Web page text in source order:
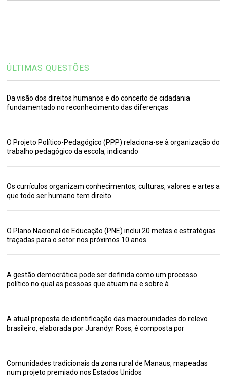
ÚLTIMAS QUESTÕES
Da visão dos direitos humanos e do conceito de cidadania
fundamentado no reconhecimento das diferenças
O Projeto Político-Pedagógico (PPP) relaciona-se à organização do
trabalho pedagógico da escola, indicando
Os currículos organizam conhecimentos, culturas, valores e artes a
que todo ser humano tem direito
O Plano Nacional de Educação (PNE) inclui 20 metas e estratégias
traçadas para o setor nos próximos 10 anos
A gestão democrática pode ser definida como um processo
político no qual as pessoas que atuam na e sobre à
A atual proposta de identificação das macrounidades do relevo
brasileiro, elaborada por Jurandyr Ross, é composta por
Comunidades tradicionais da zona rural de Manaus, mapeadas
num projeto premiado nos Estados Unidos